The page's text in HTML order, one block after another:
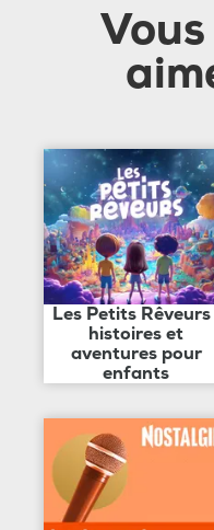
Les Petits Rêveurs
histoires et
aventures pour
enfants